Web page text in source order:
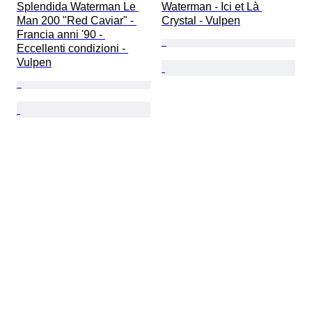
Splendida Waterman Le
Man 200 "Red Caviar" -
Francia anni '90 -
Eccellenti condizioni -
Vulpen
Waterman - Ici et Là
Crystal - Vulpen